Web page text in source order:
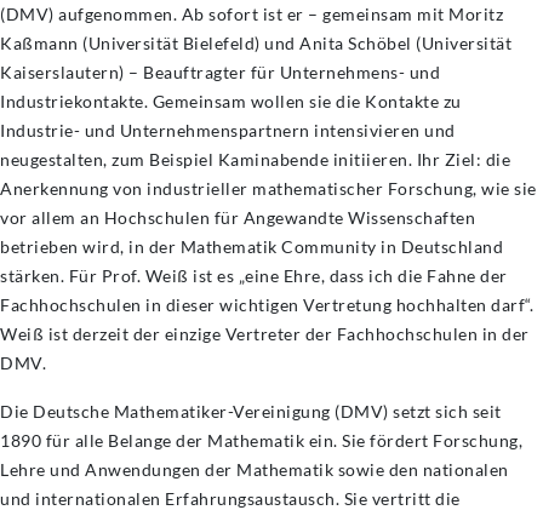
(DMV) aufgenommen. Ab sofort ist er – gemeinsam mit Moritz
Kaßmann (Universität Bielefeld) und Anita Schöbel (Universität
Kaiserslautern) – Beauftragter für Unternehmens- und
Industriekontakte. Gemeinsam wollen sie die Kontakte zu
Industrie- und Unternehmenspartnern intensivieren und
neugestalten, zum Beispiel Kaminabende initiieren. Ihr Ziel: die
Anerkennung von industrieller mathematischer Forschung, wie sie
vor allem an Hochschulen für Angewandte Wissenschaften
betrieben wird, in der Mathematik Community in Deutschland
stärken. Für Prof. Weiß ist es „eine Ehre, dass ich die Fahne der
Fachhochschulen in dieser wichtigen Vertretung hochhalten darf“.
Weiß ist derzeit der einzige Vertreter der Fachhochschulen in der
DMV.
Die Deutsche Mathematiker-Vereinigung (DMV) setzt sich seit
1890 für alle Belange der Mathematik ein. Sie fördert Forschung,
Lehre und Anwendungen der Mathematik sowie den nationalen
und internationalen Erfahrungsaustausch. Sie vertritt die